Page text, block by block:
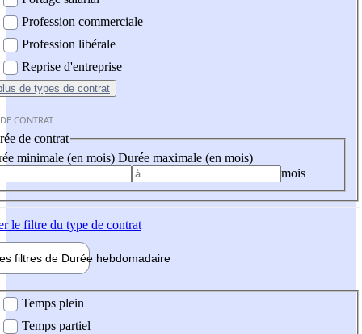
Profession commerciale
Profession libérale
Reprise d'entreprise
de types de contrat
CONTRAT
de contrat
minimale (en mois) Durée maximale (en mois)
mois
le filtre du type de contrat
filtres de Durée hebdomadaire
Temps plein
Temps partiel